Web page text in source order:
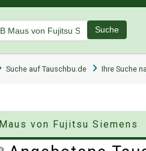
Suche
Suche auf Tauschbu.de Ihre Suche
von Fujitsu Siemens